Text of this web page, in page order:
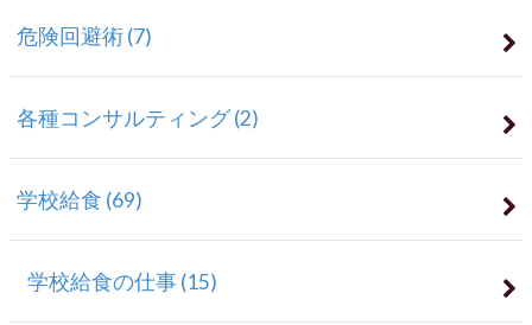
危険回避術(7)
各種コンサルティング(2)
学校給食 (69)
学校給食の仕事(15)